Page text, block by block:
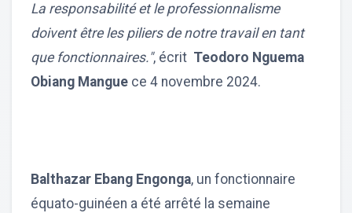
La responsabilité et le professionnalisme
doivent être les piliers de notre travail en tant
que fonctionnaires.", écrit Teodoro Nguema
Obiang Mangue ce 4 novembre 2024.
Balthazar Ebang Engonga, un fonctionnaire
équato-guinéen a été arrêté la semaine